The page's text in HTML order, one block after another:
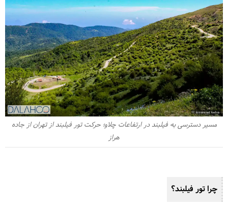
مسیر دسترسی به فیلبند در ارتفاعات چلاو؛ حرکت تور فیلبند از تهران از جاده
هراز
چرا تور فیلبند؟